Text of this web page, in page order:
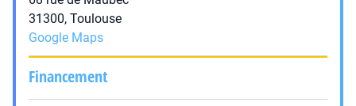
31300, Toulouse
Google Maps
Financement